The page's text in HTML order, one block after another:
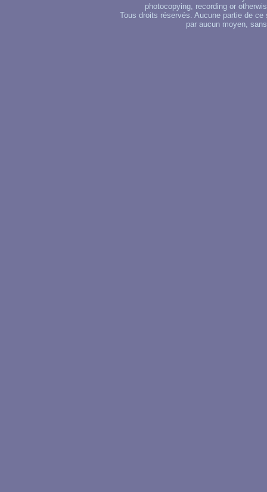
photocopying, recording or
Tous droits réservés. Aucune partie de
par aucun moyen,